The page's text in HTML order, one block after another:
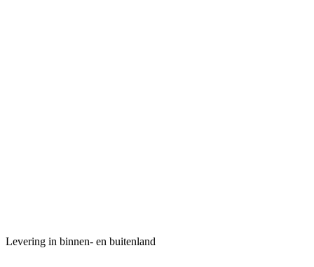
Levering in binnen- en buitenland